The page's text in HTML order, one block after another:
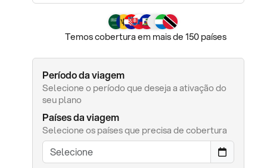
Temos cobertura em mais de 150 países
Período da viagem
Selecione o período que deseja a ativação do
seu plano
Países da viagem
Selecione os países que precisa de cobertura